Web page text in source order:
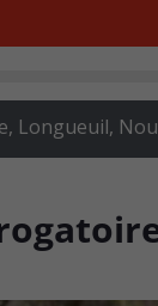
, Longueuil,